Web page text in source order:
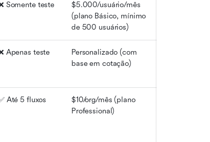
Somente teste
$5.000/usuário/mês
(plano Básico, mínimo
de 500 usuários)
Apenas teste
Personalizado (com
base em cotação)
Até 5 fluxos
$10/org/mês (plano
Professional)